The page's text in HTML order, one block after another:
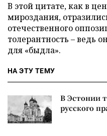
В этой цитате, как в
мироздания,
отечественного
толерантность – ведь
для «быдла».
НА ЭТУ ТЕМУ
В Эстонии
русского